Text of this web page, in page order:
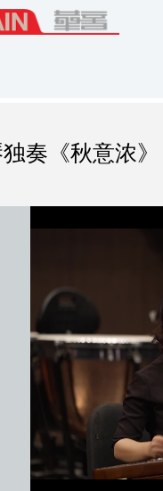
奏《秋意浓》